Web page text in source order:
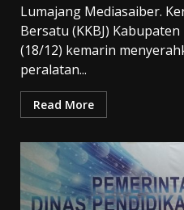
Lumajang Mediasaiber.
Bersatu (KKBJ)
(18/12) kemarin
peralatan...
Read More